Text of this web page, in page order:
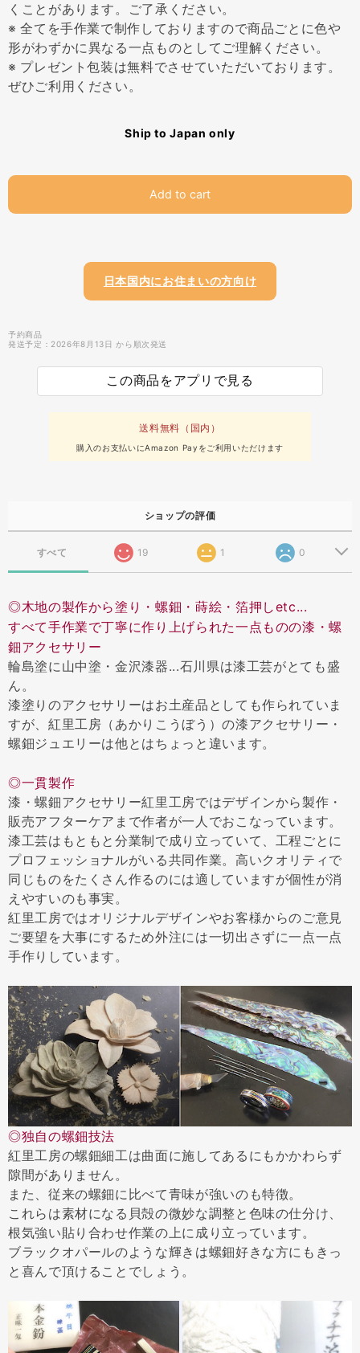
くことがあります。ご了承ください。
※ 全てを手作業で制作しておりますので商品ごとに色や
形がわずかに異なる一点ものとしてご理解ください。
※ プレゼント包装は無料でさせていただいております。
ぜひご利用ください。
Ship to Japan only
Add to cart
日本国内にお住まいの方向け
予約商品
発送予定：2026年8月13日 から順次発送
この商品をアプリで見る
送料無料（国内）
購入のお支払いにAmazon Payをご利用いただけます
ショップの評価
すべて 19 1 0
◎木地の製作から塗り・螺鈿・蒔絵・箔押しetc...
すべて手作業で丁寧に作り上げられた一点ものの漆・螺
鈿アクセサリー
輪島塗に山中塗・金沢漆器...石川県は漆工芸がとても盛
ん。
漆塗りのアクセサリーはお土産品としても作られていま
すが、紅里工房（あかりこうぼう）の漆アクセサリー・
螺鈿ジュエリーは他とはちょっと違います。
◎一貫製作
漆・螺鈿アクセサリー紅里工房ではデザインから製作・
販売アフターケアまで作者が一人でおこなっています。
漆工芸はもともと分業制で成り立っていて、工程ごとに
プロフェッショナルがいる共同作業。高いクオリティで
同じものをたくさん作るのには適していますが個性が消
えやすいのも事実。
紅里工房ではオリジナルデザインやお客様からのご意見
ご要望を大事にするため外注には一切出さずに一点一点
手作りしています。
◎独自の螺鈿技法
紅里工房の螺鈿細工は曲面に施してあるにもかかわらず
隙間がありません。
また、従来の螺鈿に比べて青味が強いのも特徴。
これらは素材になる貝殻の微妙な調整と色味の仕分け、
根気強い貼り合わせ作業の上に成り立っています。
ブラックオパールのような輝きは螺鈿好きな方にもきっ
と喜んで頂けることでしょう。